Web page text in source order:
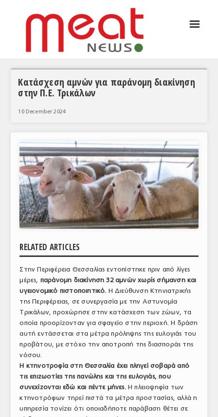
ΣΥΝΕΝΤΕΥΞΕΙΣ
ΘΕΜΑΤΑ
ΚΟΣΜΟΣ
ΕΙΔΗΣΕΙΣ
ΕΥΡΩΠΑΪΚΕΣ ΑΠΟΦΑΣΕΙΣ
ΘΕΜΑΤΑ
ΕΜΠΟΡΙΚΟΣ ΚΑΤΑΛΟΓΟΣ
ΠΑΡΑΓΩΓΗ & ΕΜΠΟΡΙΑ
ΣΦΑΓΕΙΑ
ΠΡΩΤΕΣ ΥΛΕΣ
ΥΠΗΡΕΣΙΕΣ
ΕΜΠΟΡΙΚΟΙ ΑΝΤΙΠΡΟΣΩΠΟΙ
ΝΟΜΟΘΕΣΙΑ
ΕΛΛΗΝΙΚΗ ΝΟΜΟΘΕΣΙΑ
☰
Κατάσχεση αμνών για παράνομη διακίνηση
στην Π.Ε. Τρικάλων
10 December 2024
RELATED ARTICLES
Στην Περιφέρεια Θεσσαλίας εντοπίστηκε πριν από λίγες
μέρες, παράνομη διακίνηση 32 αμνών χωρίς σήμανση και
υγειονομικό πιστοποιητικό. Η Διεύθυνση Κτηνιατρικής
της Περιφέρειας, σε συνεργασία με την Αστυνομία
Τρικάλων, προχώρησε στην κατάσχεση των ζώων, τα
οποία προορίζονταν για σφαγείο στην περιοχή. Η δράση
αυτή εντάσσεται στα μέτρα πρόληψης της ευλογιάς του
προβάτου, με στόχο την αποτροπή της διασποράς της
νόσου.
Η κτηνοτροφία στη Θεσσαλία έχει πληγεί σοβαρά από
τις επιζωοτίες της πανώλης και της ευλογιάς, που
συνεχίζονται εδώ και πέντε μήνες.Η πλειοψηφία των
κτηνοτρόφων τηρεί πιστά τα μέτρα προστασίας, αλλά η
υπηρεσία τονίζει ότι οποιαδήποτε παράβαση θέτει σε